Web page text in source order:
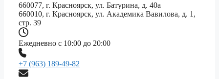
660077, г. Красноярск, ул. Батурина, д. 40а
660010, г. Красноярск, ул. Академика Вавилова, д. 1,
стр. 39
Ежедневно с 10:00 до 20:00
+7 (963) 189-49-82